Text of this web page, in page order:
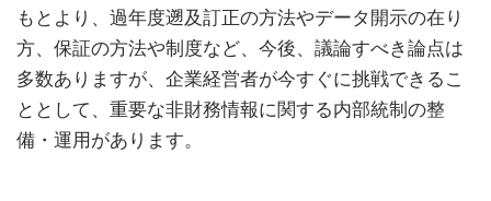
もとより、過年度遡及訂正の方法やデータ開示の在り
方、保証の方法や制度など、今後、議論すべき論点は
多数ありますが、企業経営者が今すぐに挑戦できるこ
ととして、重要な非財務情報に関する内部統制の整
備・運用があります。